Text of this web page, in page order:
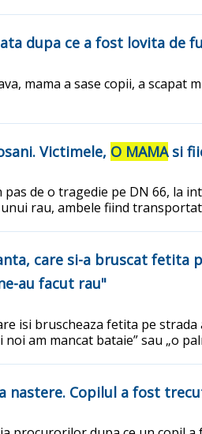
dupa ce a fost lovita de
mama a sase copii, a
Victimele, O MAMAsi
de o tragedie pe DN 66, la
rau, ambele fiind
care si-a bruscat
au facut rau"
isi bruscheaza fetita pe
am mancat bataie” sau „o
nastere. Copilul a fost